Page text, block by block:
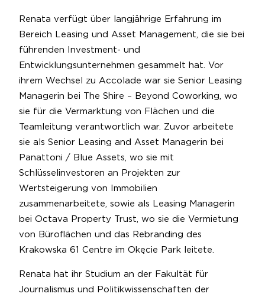
Renata verfügt über langjährige Erfahrung im
Bereich Leasing und Asset Management, die sie bei
führenden Investment- und
Entwicklungsunternehmen gesammelt hat. Vor
ihrem Wechsel zu Accolade war sie Senior Leasing
Managerin bei The Shire – Beyond Coworking, wo
sie für die Vermarktung von Flächen und die
Teamleitung verantwortlich war. Zuvor arbeitete
sie als Senior Leasing and Asset Managerin bei
Panattoni / Blue Assets, wo sie mit
Schlüsselinvestoren an Projekten zur
Wertsteigerung von Immobilien
zusammenarbeitete, sowie als Leasing Managerin
bei Octava Property Trust, wo sie die Vermietung
von Büroflächen und das Rebranding des
Krakowska 61 Centre im Okęcie Park leitete.
Renata hat ihr Studium an der Fakultät für
Journalismus und Politikwissenschaften der